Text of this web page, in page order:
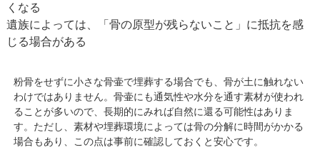
くなる
遺族によっては、「骨の原型が残らないこと」に抵抗を感
じる場合がある
粉骨をせずに小さな骨壷で埋葬する場合でも、骨が土に触れない
わけではありません。骨壷にも通気性や水分を通す素材が使われ
ることが多いので、長期的にみれば自然に還る可能性はありま
す。ただし、素材や埋葬環境によっては骨の分解に時間がかかる
場合もあり、この点は事前に確認しておくと安心です。